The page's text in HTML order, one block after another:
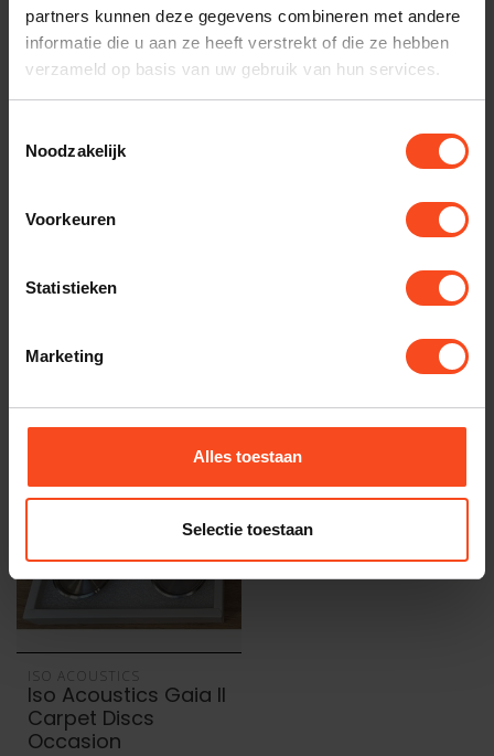
partners kunnen deze gegevens combineren met andere
informatie die u aan ze heeft verstrekt of die ze hebben
verzameld op basis van uw gebruik van hun services.
Noodzakelijk
Voorkeuren
Statistieken
Marketing
Alles toestaan
Selectie toestaan
Productomschrijving
Gerelateerde producten
https://www.benderhifi.nl/hifi-occasions/
ISO ACOUSTICS
Iso Acoustics Gaia II
Carpet Discs
Occasion